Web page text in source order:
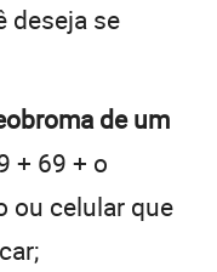
deseja se
de um
+ 69 + o
ou celular que